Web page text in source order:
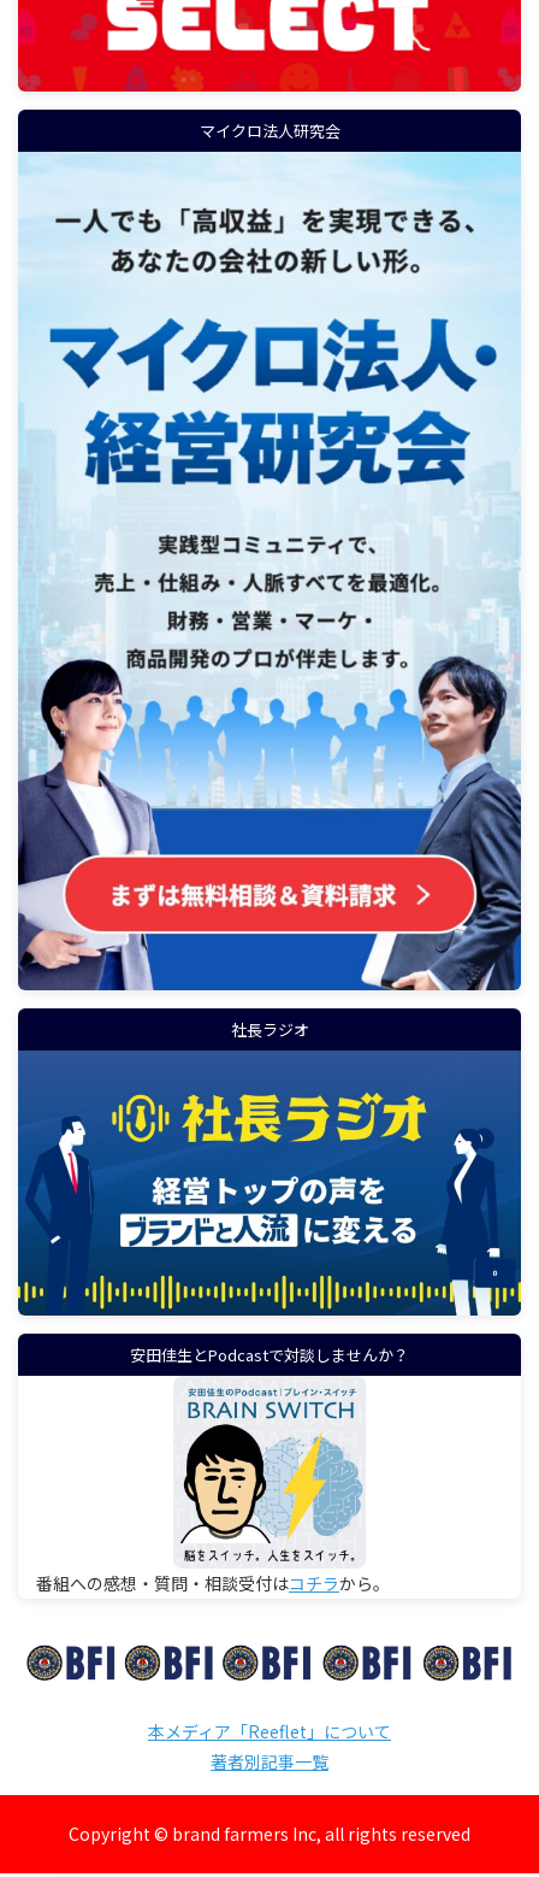
マイクロ法人研究会
社長ラジオ
安田佳生とPodcastで対談しませんか？
番組への感想・質問・相談受付はコチラから。
本メディア「Reeflet」について
著者別記事一覧
Copyright © brand farmers Inc, all rights reserved